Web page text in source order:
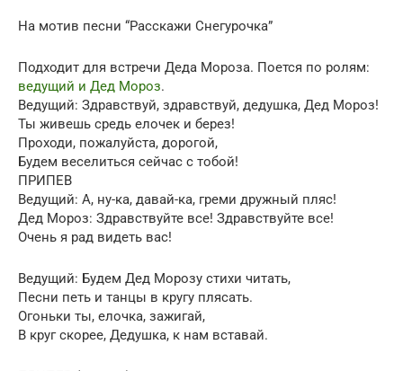
На мотив песни “Расскажи Снегурочка”
Подходит для встречи Деда Мороза. Поется по ролям:
ведущий и Дед Мороз.
Ведущий: Здравствуй, здравствуй, дедушка, Дед Мороз!
Ты живешь средь елочек и берез!
Проходи, пожалуйста, дорогой,
Будем веселиться сейчас с тобой!
ПРИПЕВ
Ведущий: А, ну-ка, давай-ка, греми дружный пляс!
Дед Мороз: Здравствуйте все! Здравствуйте все!
Очень я рад видеть вас!
Ведущий: Будем Дед Морозу стихи читать,
Песни петь и танцы в кругу плясать.
Огоньки ты, елочка, зажигай,
В круг скорее, Дедушка, к нам вставай.